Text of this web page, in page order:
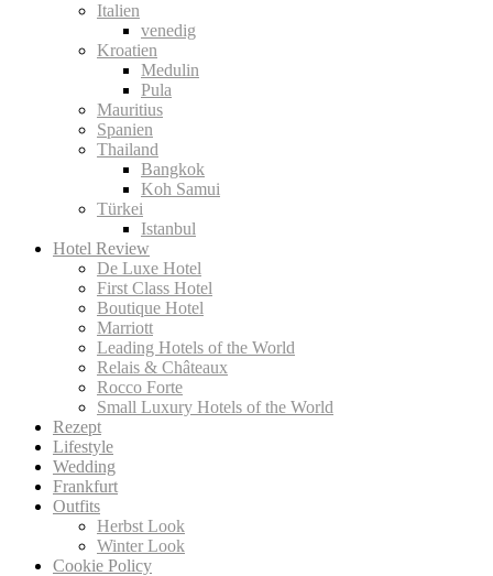
Italien
venedig
Kroatien
Medulin
Pula
Mauritius
Spanien
Thailand
Bangkok
Koh Samui
Türkei
Istanbul
Hotel Review
De Luxe Hotel
First Class Hotel
Boutique Hotel
Marriott
Leading Hotels of the World
Relais & Châteaux
Rocco Forte
Small Luxury Hotels of the World
Rezept
Lifestyle
Wedding
Frankfurt
Outfits
Herbst Look
Winter Look
Cookie Policy